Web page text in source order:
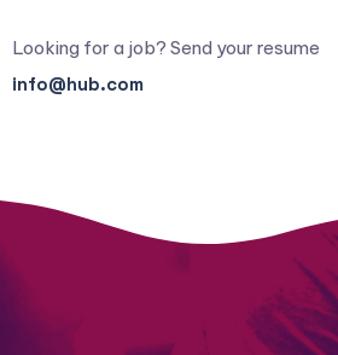
Looking for a job? Send your resume
info@hub.com